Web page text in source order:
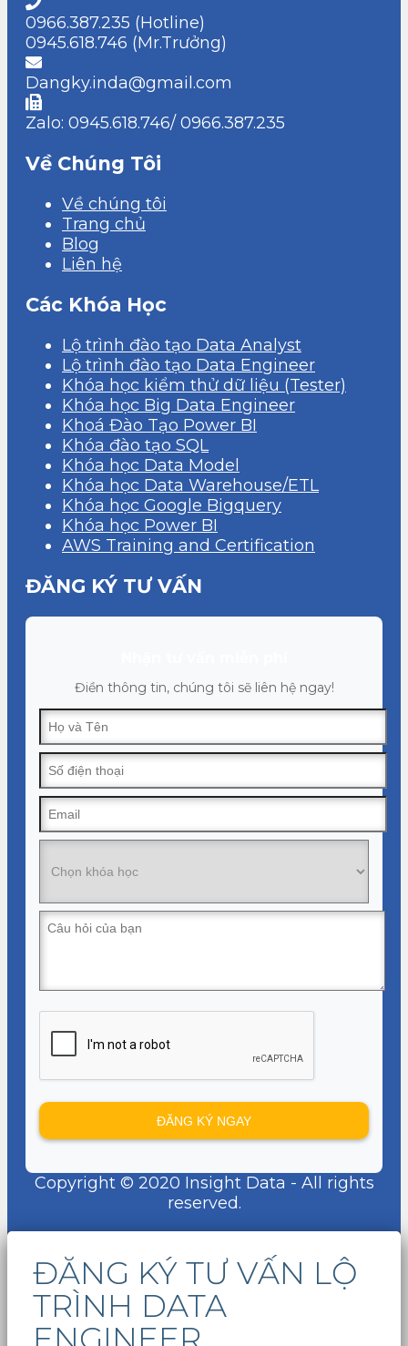
0966.387.235 (Hotline)
0945.618.746 (Mr.Trưởng)
Dangky.inda@gmail.com
Zalo: 0945.618.746/ 0966.387.235
Về Chúng Tôi
Về chúng tôi
Trang chủ
Blog
Liên hệ
Các Khóa Học
Lộ trình đào tạo Data Analyst
Lộ trình đào tạo Data Engineer
Khóa học kiểm thử dữ liệu (Tester)
Khóa học Big Data Engineer
Khoá Đào Tạo Power BI
Khóa đào tạo SQL
Khóa học Data Model
Khóa học Data Warehouse/ETL
Khóa học Google Bigquery
Khóa học Power BI
AWS Training and Certification
ĐĂNG KÝ TƯ VẤN
Điền thông tin, chúng tôi sẽ liên hệ ngay!
Copyright © 2020 Insight Data - All rights
reserved.
ĐĂNG KÝ TƯ VẤN LỘ
TRÌNH DATA